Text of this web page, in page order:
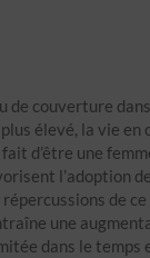
couverture
élevé, la vie en
d’être une
l’adoption
de
une
dans le